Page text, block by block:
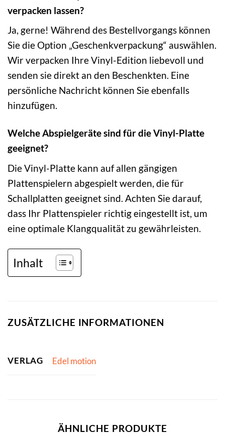
verpacken lassen?
Ja, gerne! Während des Bestellvorgangs können
Sie die Option „Geschenkverpackung“ auswählen.
Wir verpacken Ihre Vinyl-Edition liebevoll und
senden sie direkt an den Beschenkten. Eine
persönliche Nachricht können Sie ebenfalls
hinzufügen.
Welche Abspielgeräte sind für die Vinyl-Platte
geeignet?
Die Vinyl-Platte kann auf allen gängigen
Plattenspielern abgespielt werden, die für
Schallplatten geeignet sind. Achten Sie darauf,
dass Ihr Plattenspieler richtig eingestellt ist, um
eine optimale Klangqualität zu gewährleisten.
Inhalt
ZUSÄTZLICHE INFORMATIONEN
VERLAG Edel motion
ÄHNLICHE PRODUKTE